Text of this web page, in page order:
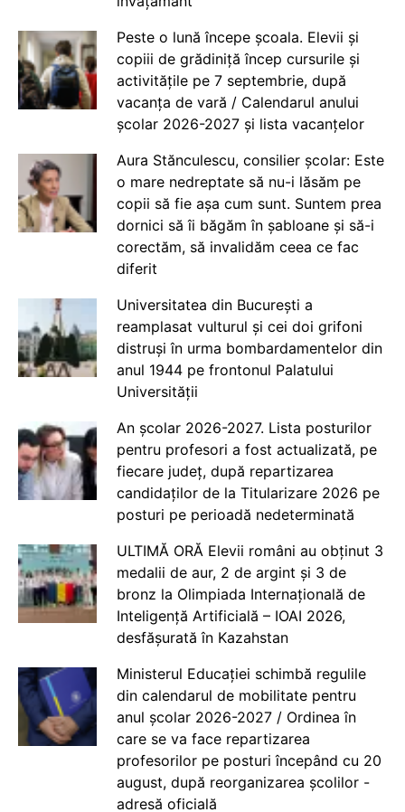
Peste o lună începe școala. Elevii și
copiii de grădiniță încep cursurile și
activitățile pe 7 septembrie, după
vacanța de vară / Calendarul anului
școlar 2026-2027 și lista vacanțelor
Aura Stănculescu, consilier școlar: Este
o mare nedreptate să nu-i lăsăm pe
copii să fie așa cum sunt. Suntem prea
dornici să îi băgăm în șabloane și să-i
corectăm, să invalidăm ceea ce fac
diferit
Universitatea din București a
reamplasat vulturul și cei doi grifoni
distruși în urma bombardamentelor din
anul 1944 pe frontonul Palatului
Universității
An școlar 2026-2027. Lista posturilor
pentru profesori a fost actualizată, pe
fiecare județ, după repartizarea
candidaților de la Titularizare 2026 pe
posturi pe perioadă nedeterminată
ULTIMĂ ORĂ Elevii români au obținut 3
medalii de aur, 2 de argint și 3 de
bronz la Olimpiada Internațională de
Inteligență Artificială – IOAI 2026,
desfășurată în Kazahstan
Ministerul Educației schimbă regulile
din calendarul de mobilitate pentru
anul școlar 2026-2027 / Ordinea în
care se va face repartizarea
profesorilor pe posturi începând cu 20
august, după reorganizarea școlilor -
adresă oficială